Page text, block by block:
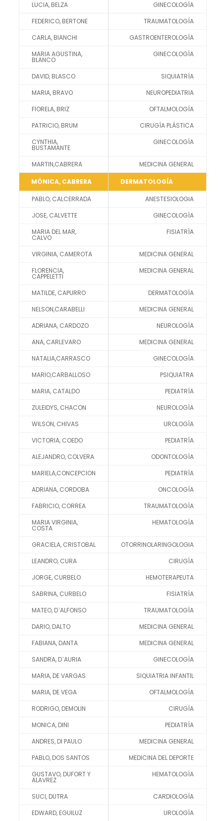
LUCIA, BELZA
GINECOLOGÍA
FEDERICO, BERTONE
TRAUMATOLOGÍA
CARLA, BIANCHI
GASTROENTEROLOGÍA
MARIA AGUSTINA,
BLANCO
GINECOLOGÍA
DAVID, BLASCO
SIQUIATRÍA
MARIA, BRAVO
NEUROPEDIATRIA
FIORELA, BRIZ
OFTALMOLOGÍA
PATRICIO, BRUM
CIRUGÍA PLÁSTICA
CYNTHIA,
BUSTAMANTE
GINECOLOGÍA
MARTIN,CABRERA MEDICINA GENERAL
MÓNICA, CABRERA DERMATOLOGÍA
PABLO, CALCERRADA
ANESTESIOLOGIA
JOSE, CALVETTE
GINECOLOGÍA
MARIA DEL MAR,
CALVO
FISIATRÍA
VIRGINIA, CAMEROTA
MEDICINA GENERAL
FLORENCIA,
CAPPELETTI
MEDICINA GENERAL
MATILDE, CAPURRO
DERMATOLOGÍA
NELSON,CARABELLI
MEDICINA GENERAL
ADRIANA, CARDOZO
NEUROLOGÍA
ANA, CARLEVARO
MEDICINA GENERAL
NATALIA,CARRASCO
GINECOLOGÍA
MARIO,CARBALLOSO
PSIQUIATRA
MARIA, CATALDO
PEDIATRÍA
ZULEIDYS, CHACON
NEUROLOGÍA
WILSON, CHIVAS
UROLOGÍA
VICTORIA, COEDO
PEDIATRÍA
ALEJANDRO, COLVERA
ODONTOLOGÍA
MARIELA,CONCEPCION
PEDIATRÍA
ADRIANA, CORDOBA
ONCOLOGÍA
FABRICIO, CORREA
TRAUMATOLOGÍA
MARIA VIRGINIA,
COSTA
HEMATOLOGÍA
GRACIELA, CRISTOBAL
OTORRINOLARINGOLOGIA
LEANDRO, CURA
CIRUGÍA
JORGE, CURBELO
HEMOTERAPEUTA
SABRINA, CURBELO
FISIATRÍA
MATEO, D`ALFONSO
TRAUMATOLOGÍA
DARIO, DALTO
MEDICINA GENERAL
FABIANA, DANTA
MEDICINA GENERAL
SANDRA, D`AURIA
GINECOLOGÍA
MARIA, DE VARGAS
SIQUIATRIA INFANTIL
MARIA, DE VEGA
OFTALMOLOGÍA
RODRIGO, DEMOLIN
CIRUGÍA
MONICA, DINI
PEDIATRÍA
ANDRES, DI PAULO
MEDICINA GENERAL
PABLO, DOS SANTOS
MEDICINA DEL DEPORTE
GUSTAVO, DUFORT Y
ALAVREZ
HEMATOLOGÍA
SUCI, DUTRA
CARDIOLOGÍA
EDWARD, EGUILUZ
UROLOGÍA
nuestro sitio,
aumentas la